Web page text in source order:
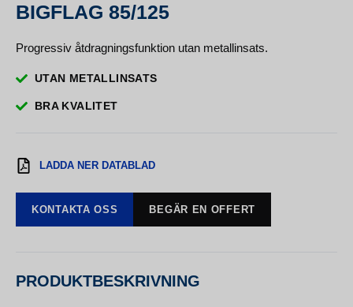
BIGFLAG 85/125
Progressiv åtdragningsfunktion utan metallinsats.
UTAN METALLINSATS
BRA KVALITET
LADDA NER DATABLAD
KONTAKTA OSS BEGÄR EN OFFERT
PRODUKTBESKRIVNING